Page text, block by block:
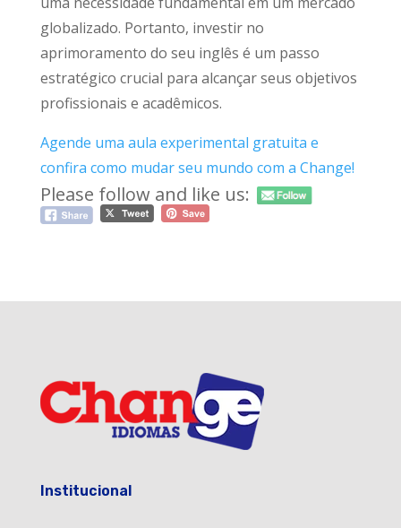
globalizado. Portanto, investir no
aprimoramento do seu inglês é um passo
estratégico crucial para alcançar seus objetivos
profissionais e acadêmicos.
Agende uma aula experimental gratuita e
confira como mudar seu mundo com a Change!
Please follow and like us:
Institucional